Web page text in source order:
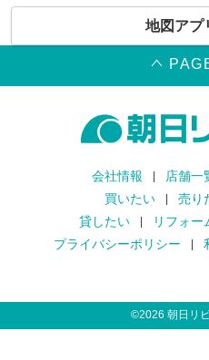
地図アプ
会社情報 店舗一
買いたい
売り
貸したい
リフォー
プライバシーポリシー
©2026 朝日リ